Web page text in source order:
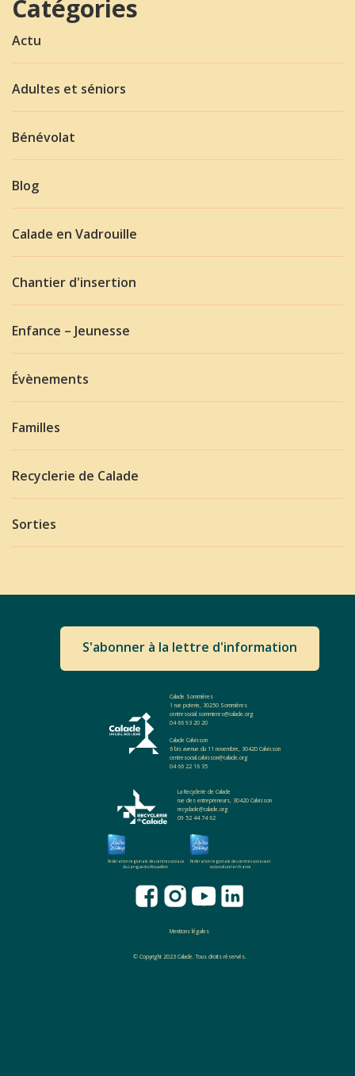
Catégories
Actu
Adultes et séniors
Bénévolat
Blog
Calade en Vadrouille
Chantier d'insertion
Enfance – Jeunesse
Évènements
Familles
Recyclerie de Calade
Sorties
S'abonner à la lettre d'information
Calade Sommières
1 rue poterie, 30250 Sommières
centresocial.sommieres@calade.org
04 66 93 20 20
Calade Calvisson
6 bis avenue du 11 novembre, 30420 Calvisson
centresocial.calvisson@calade.org
04 66 22 16 35
La Recyclerie de Calade
rue des entrepreneurs, 30420 Calvisson
recyclade@calade.org
09 52 44 74 62
Fédération regionale des centres sociaux
du Languedoc-Roussillon
Fédération regionale des centres sociaux et
socioculturel en France
Mentions légales
© Copyright 2023 Calade. Tous droits réservés.